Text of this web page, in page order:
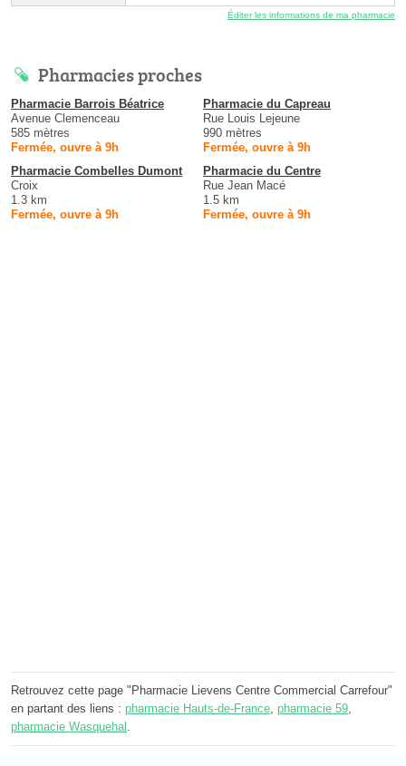
Éditer les informations de ma pharmacie
Pharmacies proches
Pharmacie Barrois Béatrice
Avenue Clemenceau
585 mètres
Fermée, ouvre à 9h
Pharmacie du Capreau
Rue Louis Lejeune
990 mètres
Fermée, ouvre à 9h
Pharmacie Combelles Dumont
Croix
1.3 km
Fermée, ouvre à 9h
Pharmacie du Centre
Rue Jean Macé
1.5 km
Fermée, ouvre à 9h
Retrouvez cette page "Pharmacie Lievens Centre Commercial Carrefour"
en partant des liens : pharmacie Hauts-de-France pharmacie 59
pharmacie Wasquehal